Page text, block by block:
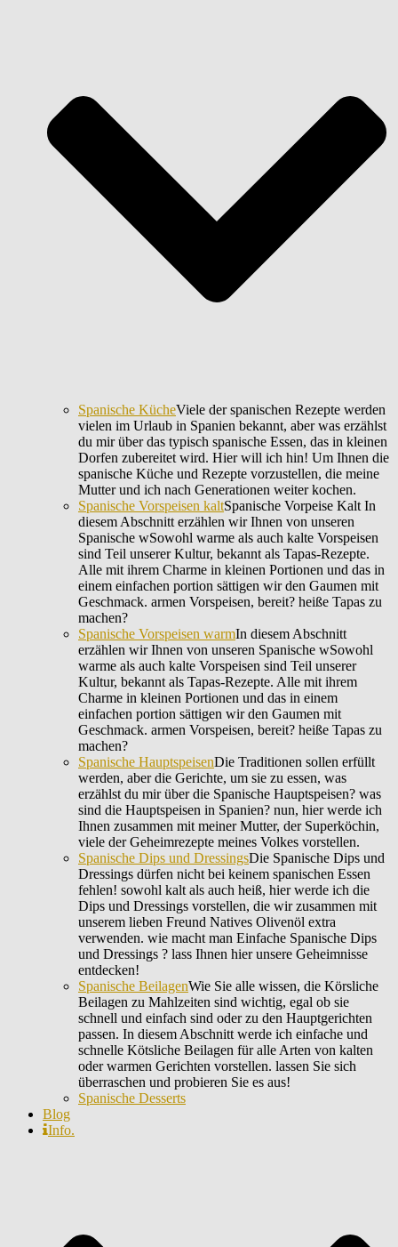
Spanische KücheViele der spanischen Rezepte werden
vielen im Urlaub in Spanien bekannt, aber was erzählst
du mir über das typisch spanische Essen, das in kleinen
Dorfen zubereitet wird. Hier will ich hin! Um Ihnen die
spanische Küche und Rezepte vorzustellen, die meine
Mutter und ich nach Generationen weiter kochen.
Spanische Vorspeisen kaltSpanische Vorpeise Kalt In
diesem Abschnitt erzählen wir Ihnen von unseren
Spanische wSowohl warme als auch kalte Vorspeisen
sind Teil unserer Kultur, bekannt als Tapas-Rezepte.
Alle mit ihrem Charme in kleinen Portionen und das in
einem einfachen portion sättigen wir den Gaumen mit
Geschmack. armen Vorspeisen, bereit? heiße Tapas zu
machen?
Spanische Vorspeisen warmIn diesem Abschnitt
erzählen wir Ihnen von unseren Spanische wSowohl
warme als auch kalte Vorspeisen sind Teil unserer
Kultur, bekannt als Tapas-Rezepte. Alle mit ihrem
Charme in kleinen Portionen und das in einem
einfachen portion sättigen wir den Gaumen mit
Geschmack. armen Vorspeisen, bereit? heiße Tapas zu
machen?
Spanische HauptspeisenDie Traditionen sollen erfüllt
werden, aber die Gerichte, um sie zu essen, was
erzählst du mir über die Spanische Hauptspeisen? was
sind die Hauptspeisen in Spanien? nun, hier werde ich
Ihnen zusammen mit meiner Mutter, der Superköchin,
viele der Geheimrezepte meines Volkes vorstellen.
Spanische Dips und DressingsDie Spanische Dips und
Dressings dürfen nicht bei keinem spanischen Essen
fehlen! sowohl kalt als auch heiß, hier werde ich die
Dips und Dressings vorstellen, die wir zusammen mit
unserem lieben Freund Natives Olivenöl extra
verwenden. wie macht man Einfache Spanische Dips
und Dressings ? lass Ihnen hier unsere Geheimnisse
entdecken!
Spanische BeilagenWie Sie alle wissen, die Körsliche
Beilagen zu Mahlzeiten sind wichtig, egal ob sie
schnell und einfach sind oder zu den Hauptgerichten
passen. In diesem Abschnitt werde ich einfache und
schnelle Kötsliche Beilagen für alle Arten von kalten
oder warmen Gerichten vorstellen. lassen Sie sich
überraschen und probieren Sie es aus!
Spanische Desserts
Blog
Info.